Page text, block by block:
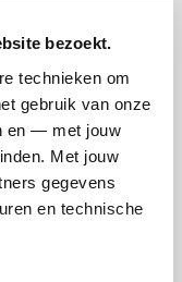
bezoekt.
technieken om
gebruik van onze
en — met jouw
Met jouw
gegevens
en technische